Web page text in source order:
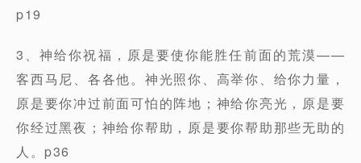
p19
3、神给你祝福，原是要使你能胜任前面的荒漠——
客西马尼、各各他。神光照你、高举你、给你力量，
原是要你冲过前面可怕的阵地；神给你亮光，原是要
你经过黑夜；神给你帮助，原是要你帮助那些无助的
人。p36